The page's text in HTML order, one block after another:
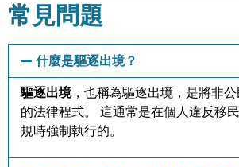
常見問題
什麼是驅逐出境？
驅逐出境，也稱為驅逐出境，是將非
的法律程式。 這通常是在個人違反移
規時強制執行的。